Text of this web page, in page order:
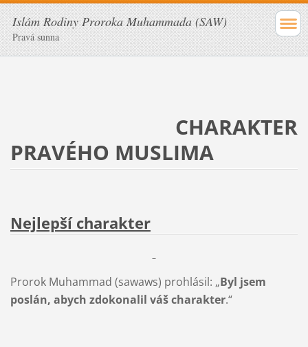
Islám Rodiny Proroka Muhammada (SAW)
Pravá sunna
CHARAKTER
PRAVÉHO MUSLIMA
Nejlepší charakter
Prorok Muhammad (sawaws) prohlásil: „Byl jsem
poslán, abych zdokonalil váš charakter.“